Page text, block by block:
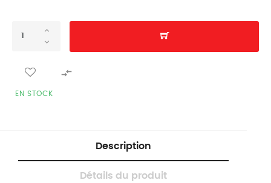

EN STOCK
Description
Détails du produit